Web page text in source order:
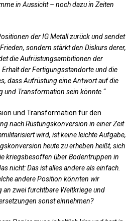
in Aussicht – noch dazu in Zeiten
der IG Metall zurück und sendet
sondern stärkt den Diskurs derer,
die Aufrüstungsambitionen der
der Fertigungsstandorte und die
dass Aufrüstung eine Antwort auf die
und Transformation sein könnte. “
und Transformation für den
nach Rüstungskonversion in einer Zeit
wird, ist keine leichte Aufgabe,
heute zu erheben heißt, sich
kriegsbesoffen über Bodentruppen in
nicht: Das ist alles andere als einfach.
andere Position könnten wir
zwei furchtbare Weltkriege und
sonst einnehmen?